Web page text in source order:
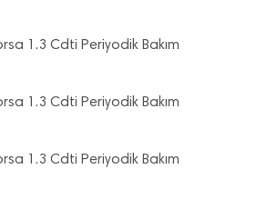
1.3 Cdti Periyodik Bakım
1.3 Cdti Periyodik Bakım
1.3 Cdti Periyodik Bakım